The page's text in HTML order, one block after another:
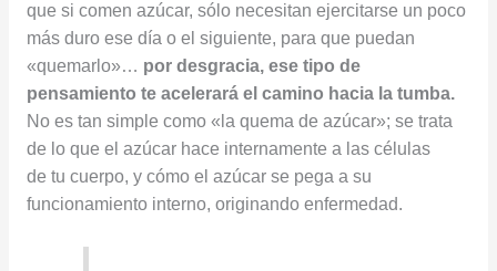
que si comen azúcar, sólo necesitan ejercitarse un poco
más duro ese día o el siguiente, para que puedan
«quemarlo»… por desgracia, ese tipo de
pensamiento te acelerará el camino hacia la tumba.
No es tan simple como «la quema de azúcar»; se trata
de lo que el azúcar hace internamente a las células
de tu cuerpo, y cómo el azúcar se pega a su
funcionamiento interno, originando enfermedad.